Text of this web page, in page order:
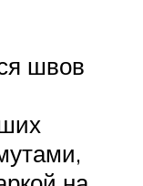
швов